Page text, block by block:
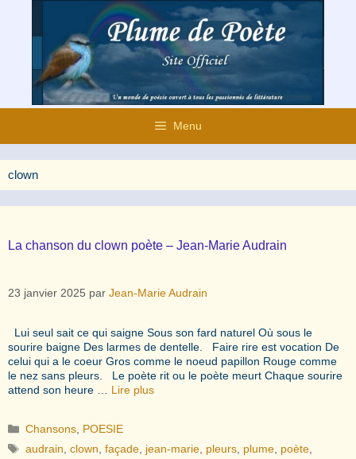
contenu
Menu
clown
La chanson du clown poète – Jean-Marie Audrain
23 janvier 2025 par Jean-Marie Audrain
Lui seul sait ce qui saigne Sous son fard naturel Où sous le
sourire baigne Des larmes de dentelle. Faire rire est vocation De
celui qui a le coeur Gros comme le noeud papillon Rouge comme
le nez sans pleurs. Le poète rit ou le poète meurt Chaque sourire
attend son heure … Lire plus
Catégories
Chansons POESIE
Étiquettes
audrain ,clown ,façade jean-marie pleurs plume poète